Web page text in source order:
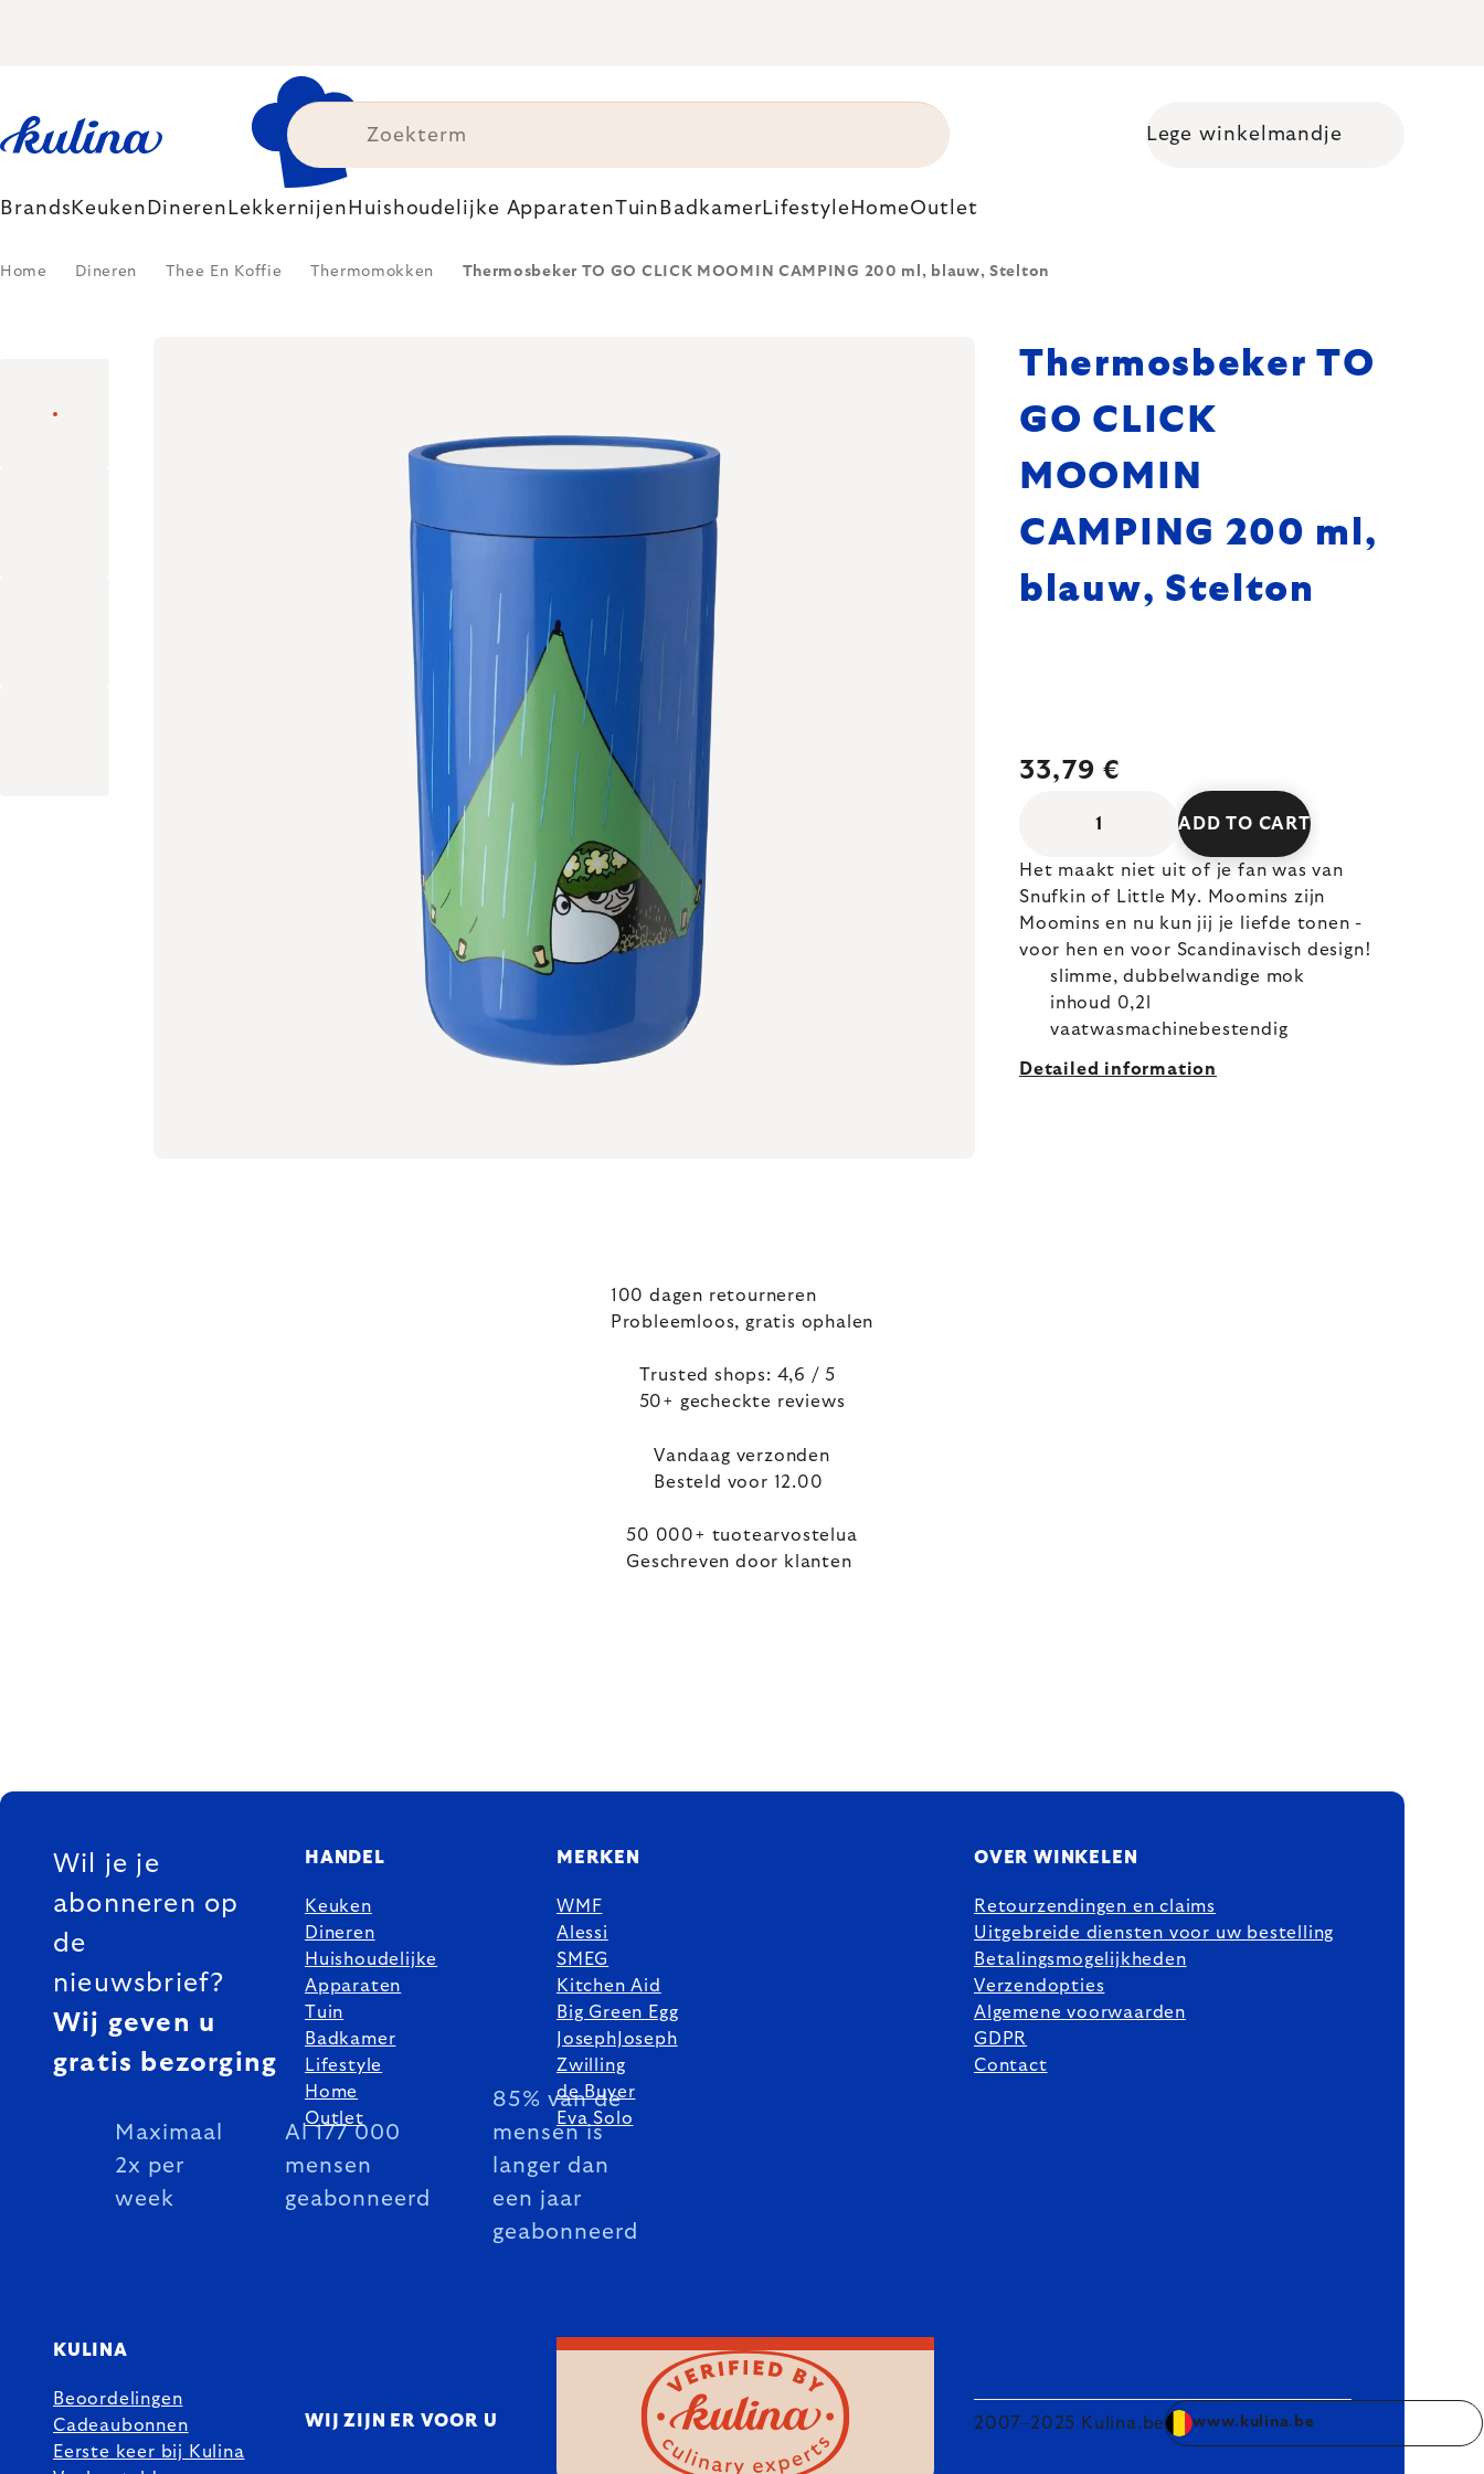
Shopping cart
Lege winkelmandje
Brands Keuken Dineren Lekkernijen Huishoudelijke ApparatenTuin BadkamerLifestyle HomeOutlet
Home Dineren Thee En Koffie Thermomokken Thermosbeker TO GO CLICK MOOMIN CAMPING 200 ml, blauw, Stelton
Thermosbeker TO
GO CLICK
MOOMIN
CAMPING 200 ml,
blauw, Stelton
33,79 €
ADD TO CART
Het maakt niet uit of je fan was van
Snufkin of Little My. Moomins zijn
Moomins en nu kun jij je liefde tonen -
voor hen en voor Scandinavisch design!
slimme, dubbelwandige mok
inhoud 0,2l
vaatwasmachinebestendig
Detailed information
100 dagen retourneren
Probleemloos, gratis ophalen
Trusted shops: 4,6 / 5
50+ gecheckte reviews
Vandaag verzonden
Besteld voor 12.00
50 000+ tuotearvostelua
Geschreven door klanten
FOOTER
Wil je je
abonneren op
de
nieuwsbrief?
Wij geven u
gratis bezorging
Maximaal
2x per
week
Al 177 000
mensen
geabonneerd
85% van de
mensen is
langer dan
een jaar
geabonneerd
HANDEL
Keuken
Dineren
Huishoudelijke
Apparaten
Tuin
Badkamer
Lifestyle
Home
Outlet
MERKEN
WMF
Alessi
SMEG
Kitchen Aid
Big Green Egg
JosephJoseph
Zwilling
de Buyer
Eva Solo
OVER WINKELEN
Retourzendingen en claims
Uitgebreide diensten voor uw bestelling
Betalingsmogelijkheden
Verzendopties
Algemene voorwaarden
GDPR
Contact
KULINA
Beoordelingen
Cadeaubonnen
Eerste keer bij Kulina
WIJ ZIJN ER VOOR U 2007–2025 Kulina.be www.kulina.be